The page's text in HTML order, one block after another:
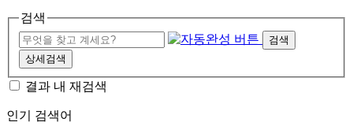
검색
검색
상세검색
결과 내 재검색
인기 검색어